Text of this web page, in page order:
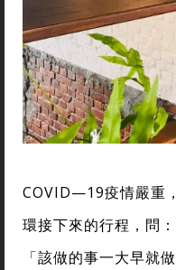
COVID—19疫情嚴重
環接下來的行程，問
「該做的事一大早就